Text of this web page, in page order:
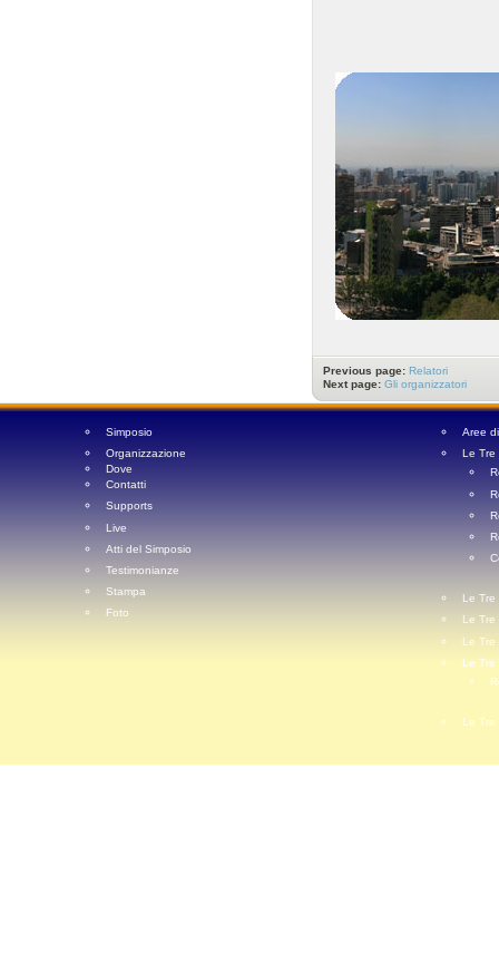
Previous page: Relatori
Next page: Gli organizzatori
Simposio
Organizzazione
Dove
Contatti
Supports
Live
Atti del Simposio
Testimonianze
Stampa
Foto
Aree
Le Tre
Le
Le
Le Tre
Le Tre
Le Tre